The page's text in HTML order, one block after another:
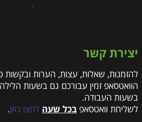
v
יצירת קשר
להזמנות, שאלות, עצות, הערות ובקשות
הוואטסאפ זמין עבורכם גם בשעות
בשעות העבודה.
לשליחת וואטסאפ בכל שעה לחצו כאן.